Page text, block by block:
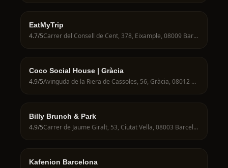
EatMyTrip
4.7/5 Carrer del Consell de Cent, 378, Eixample, 08009 Barcelona, Spain
Coco Social House | Gràcia
4.9/5 Avinguda de la Riera de Cassoles, 56, Gràcia, 08012 Barcelona, Spain
Billy Brunch & Park
4.9/5 Carrer de Jaume Giralt, 53, Ciutat Vella, 08003 Barcelona, Spain
Kafenion Barcelona